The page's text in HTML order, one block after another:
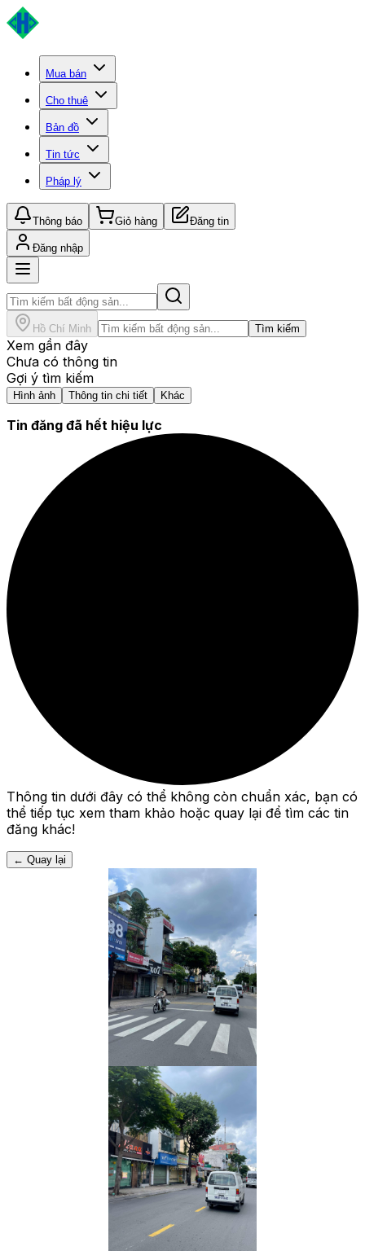
Mua bán
Cho thuê
Bản đồ
Tin tức
Pháp lý
Thông báo Giỏ hàng Đăng tin
Đăng nhập
Hồ Chí Minh Tìm kiếm
Xem gần đây
Chưa có thông tin
Gợi ý tìm kiếm
Hình ảnh Thông tin chi tiết Khác
Tin đăng đã hết hiệu lực
Thông tin dưới đây có thể không còn chuẩn xác, bạn có
thể tiếp tục xem tham khảo hoặc quay lại để tìm các tin
đăng khác!
← Quay lại